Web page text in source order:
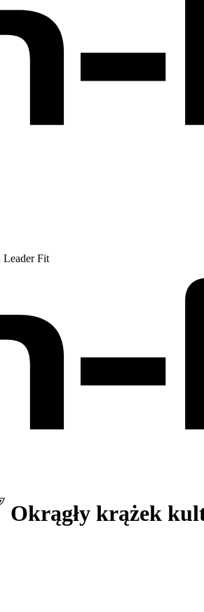
Leader Fit
Okrągły krążek